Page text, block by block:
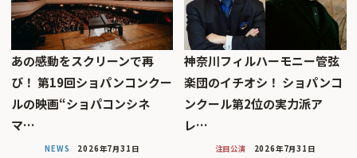
あの感動をスクリーンで再
び！ 第19回ショパンコンクー
ルの映画“ショパコンシネ
マ…
NEWS 2026年7月31日
神奈川フィルハーモニー管弦
楽団のイチオシ！ ショパンコ
ンクール第2位の実力派ア
レ…
注目公演 2026年7月31日